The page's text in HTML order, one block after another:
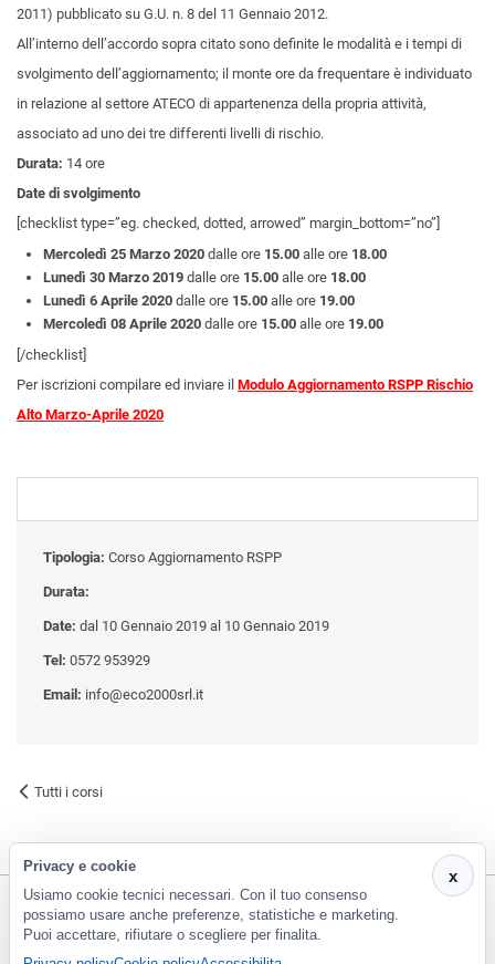
2011) pubblicato su G.U. n. 8 del 11 Gennaio 2012.
All’interno dell’accordo sopra citato sono definite le modalità e i tempi di
svolgimento dell’aggiornamento; il monte ore da frequentare è individuato
in relazione al settore ATECO di appartenenza della propria attività,
associato ad uno dei tre differenti livelli di rischio.
Durata: 14 ore
Date di svolgimento
[checklist type=”eg. checked, dotted, arrowed” margin_bottom=”no”]
Mercoledì 25 Marzo 2020 dalle ore 15.00 alle ore 18.00
Lunedì 30 Marzo 2019 dalle ore 15.00 alle ore 18.00
Lunedì 6 Aprile 2020 dalle ore 15.00 alle ore 19.00
Mercoledì 08 Aprile 2020 dalle ore 15.00 alle ore 19.00
[/checklist]
Per iscrizioni compilare ed inviare il Modulo Aggiornamento RSPP Rischio
Alto Marzo-Aprile 2020
Tipologia: Corso Aggiornamento RSPP
Durata:
Date: dal 10 Gennaio 2019 al 10 Gennaio 2019
Tel: 0572 953929
Email: info@eco2000srl.it
Tutti i corsi
CF e P.Iva 01266420478 - REA: PT-188663 | Via Risorgimento, 548 - Monsummano Terme (PT) | 0572
953929
x
Privacy e cookie
Usiamo cookie tecnici necessari. Con il tuo consenso
possiamo usare anche preferenze, statistiche e marketing.
Puoi accettare, rifiutare o scegliere per finalita.